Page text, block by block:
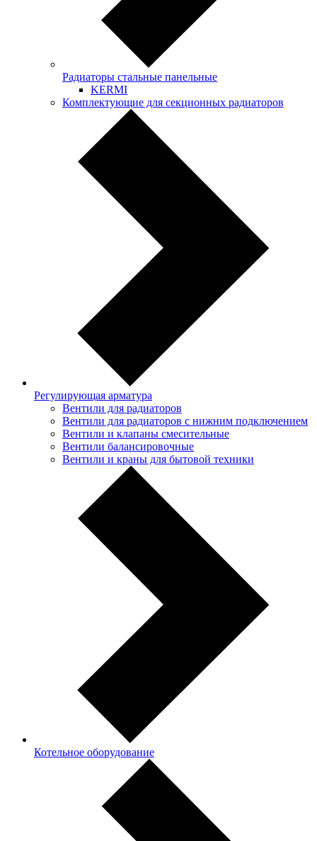
Радиаторы стальные панельные
KERMI
Комплектующие для секционных радиаторов
Регулирующая арматура
Вентили для радиаторов
Вентили для радиаторов с нижним подключением
Вентили и клапаны смесительные
Вентили балансировочные
Вентили и краны для бытовой техники
Котельное оборудование